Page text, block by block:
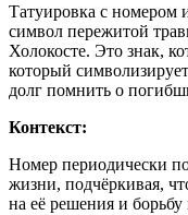
Татуировка с номером
символ пережитой
Холокосте. Это знак,
который
долг помнить о
Контекст:
Номер периодически
жизни, подчёркивая,
на её решения и